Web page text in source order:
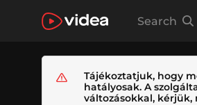
Search
Tájékoztatjuk, hogy
hatályosak. A
változásokkal, kérjük,